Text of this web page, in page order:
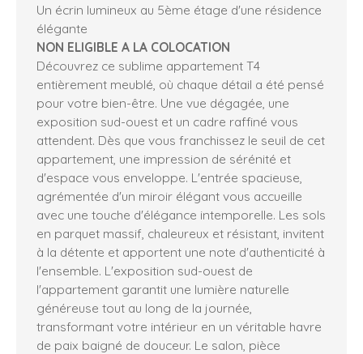
Un écrin lumineux au 5ème étage d'une résidence
élégante
NON ELIGIBLE A LA COLOCATION
Découvrez ce sublime appartement T4
entièrement meublé, où chaque détail a été pensé
pour votre bien-être. Une vue dégagée, une
exposition sud-ouest et un cadre raffiné vous
attendent. Dès que vous franchissez le seuil de cet
appartement, une impression de sérénité et
d'espace vous enveloppe. L'entrée spacieuse,
agrémentée d'un miroir élégant vous accueille
avec une touche d'élégance intemporelle. Les sols
en parquet massif, chaleureux et résistant, invitent
à la détente et apportent une note d'authenticité à
l'ensemble. L'exposition sud-ouest de
l'appartement garantit une lumière naturelle
généreuse tout au long de la journée,
transformant votre intérieur en un véritable havre
de paix baigné de douceur. Le salon, pièce